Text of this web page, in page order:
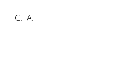
G. A.